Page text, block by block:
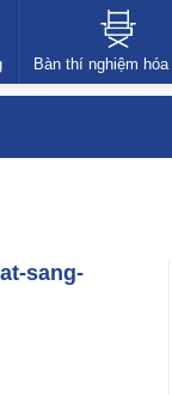
Bàn thí nghiệm
sang-